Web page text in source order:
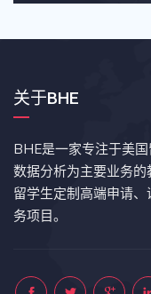
关于BHE
BHE是一家专注于美
数据分析为主要业务
留学生定制高端申请
务项目。